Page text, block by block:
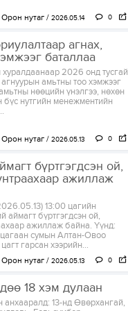
Орон нутаг 2026.05.14 0
агнах,
баталлаа
2026 онд тусгай
амьтны тоо хэмжээг
нөөцийн үнэлгээ, нөхөн
нутгийн менежментийн
Орон нутаг 2026.05.13 0
бүртгэгдсэн ой,
ажиллаж
13:00 цагийн
аймагт бүртгэгдсэн ой,
ажиллаж байна. Үүнд:
сумын Алтан-Овоо
гарсан хээрийн...
Орон нутаг 2026.05.13 0
18 хэм дулаан
анхааралд: 13-нд Өвөрхангай,